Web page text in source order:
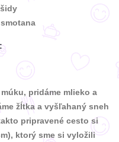
pridáme mlieko a
žĺtka a vyšľahaný sneh
pripravené cesto si
ktorý sme si vyložili